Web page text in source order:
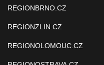
REGIONBRNO.CZ
REGIONZLIN.CZ
REGIONOLOMOUC.CZ